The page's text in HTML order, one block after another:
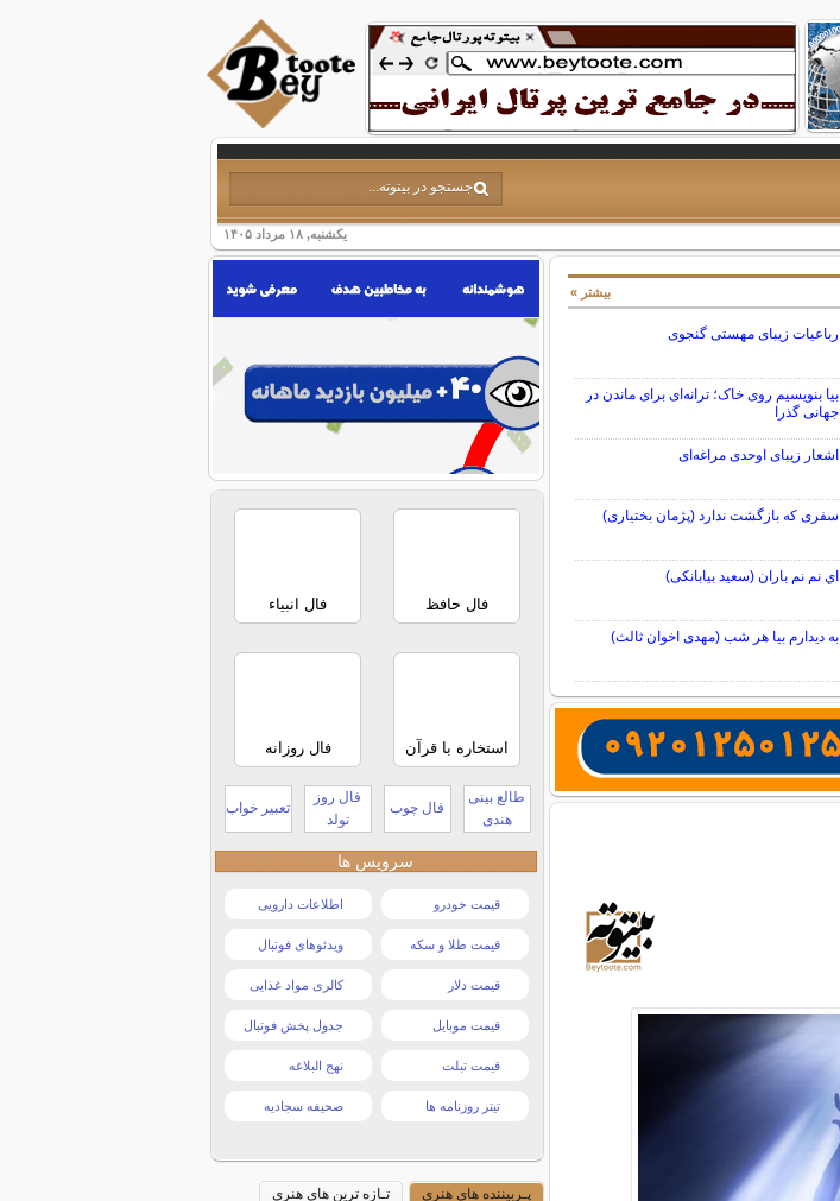
یکشنبه, ۱۸ مرداد ۱۴۰۵
رباعیات زیبای مهستی گنجوی
بیا بنویسیم روی خاک؛ ترانه‌ای برای ماندن در
جهانی گذرا
اشعار زیبای اوحدی مراغه‌ای
سفری که بازگشت ندارد (پژمان بختیاری)
اي نم نم باران (سعید بیابانکی)
به دیدارم بیا هر شب (مهدی اخوان ثالث)
بیشتر »
فال حافظ فال انبیاء
استخاره با قرآن فال روزانه
طالع بینی
هندی
فال چوب
فال روز
تولد
تعبیر خواب
سرویس ها
قیمت خودرو اطلاعات دارویی
قیمت طلا و سکه ویدئوهای فوتبال
قیمت دلار کالری مواد غذایی
قیمت موبایل جدول پخش فوتبال
قیمت تبلت نهج البلاغه
تیتر روزنامه ها صحیفه سجادیه
پـربیننده های هنری
تـازه ترین های هنری